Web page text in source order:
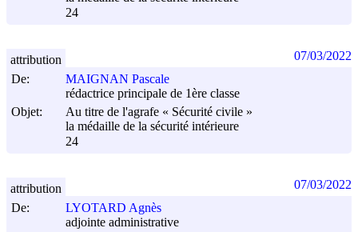
24
De:
MAIGNAN Pascale
rédactrice principale de 1ère classe
Objet:
Au titre de l'agrafe « Sécurité civile »
la médaille de la sécurité intérieure
24
attribution 07/03/2022
De:
LYOTARD Agnès
adjointe administrative
attribution 07/03/2022